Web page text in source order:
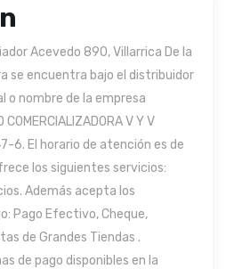
Acevedo 890, Villarrica De la
se encuentra bajo el distribuidor
o nombre de la empresa
V Y V
6. El horario de atención es de
los siguientes servicios:
Además acepta los
Pago Efectivo, Cheque,
de Grandes Tiendas .
de pago disponibles en la